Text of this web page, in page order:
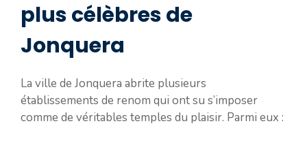
plus célèbres de
Jonquera
La ville de Jonquera abrite plusieurs
établissements de renom qui ont su s’imposer
comme de véritables temples du plaisir. Parmi eux :